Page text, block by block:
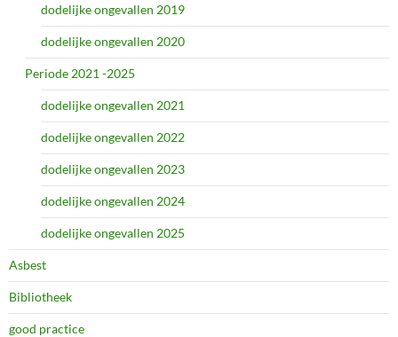
dodelijke ongevallen 2019
dodelijke ongevallen 2020
Periode 2021 -2025
dodelijke ongevallen 2021
dodelijke ongevallen 2022
dodelijke ongevallen 2023
dodelijke ongevallen 2024
dodelijke ongevallen 2025
Asbest
Bibliotheek
good practice